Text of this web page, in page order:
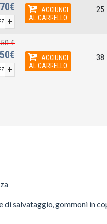
+
AGGIUNGI
AL CARRELLO
25
€
+
AGGIUNGI
AL CARRELLO
38
salvataggio, gommoni in